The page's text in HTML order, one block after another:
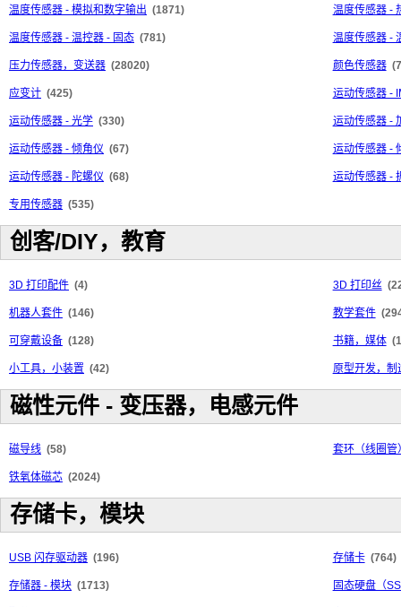
温度传感器 - 模拟和数字输出 (1871) 温度传感器 -
温度传感器 - 温控器 - 固态 (781) 温度传感器 -
压力传感器，变送器 (28020) 颜色传感器
应变计 (425) 运动传感器 -
运动传感器 - 光学 (330) 运动传感器 -
运动传感器 - 倾角仪 (67) 运动传感器 -
运动传感器 - 陀螺仪 (68) 运动传感器 -
专用传感器 (535)
创客/DIY，教育
3D 打印配件 (4) 3D 打印丝
机器人套件 (146) 教学套件
可穿戴设备 (128) 书籍，媒体
小工具，小装置 (42) 原型开发，制
磁性元件 - 变压器，电感元件
磁导线 (58) 套环（线圈管
铁氧体磁芯 (2024)
存储卡，模块
USB 闪存驱动器 (196) 存储卡 (764)
存储器 - 模块 (1713) 固态硬盘（